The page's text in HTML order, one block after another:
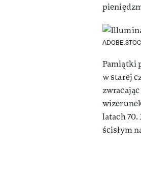
Pamiątki
w starej
latach
ścisłym